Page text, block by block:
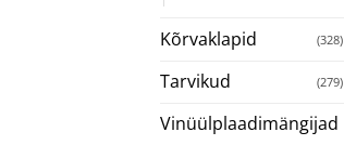
Kõrvaklapid (328)
Tarvikud (279)
Vinüülplaadimängijad